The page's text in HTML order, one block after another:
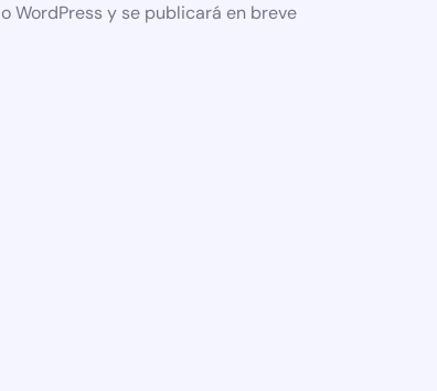
WordPress y se publicará en breve